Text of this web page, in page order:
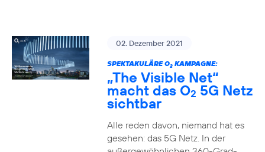
02. Dezember 2021
SPEKTAKULÄRE O2KAMPAGNE:
„The Visible Net“
macht das O2 5G Netz
sichtbar
Alle reden davon, niemand hat es
gesehen: das 5G Netz. In der